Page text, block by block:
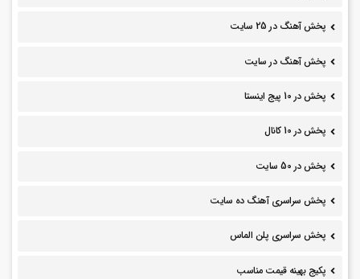
پخش آهنگ در 25 سایت
پخش آهنگ در سایت
پخش در 10 پیج اینستا
پخش در 10 کانال
پخش در 50 سایت
پخش سراسری آهنگ ده سایت
پخش سراسری پلن الماس
پکیج بهینه قیمت مناسب